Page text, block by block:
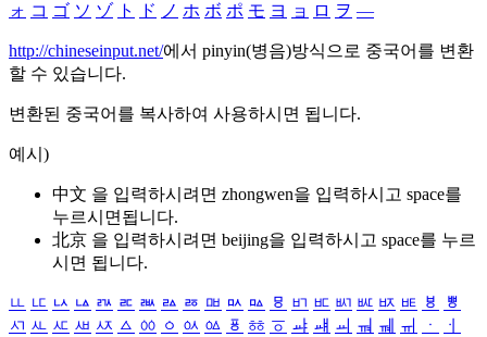
ォ コ ゴ ソ ゾ ト ド ノ ホ ボ ポ モ ヨ ョ ロ ヲ ―
http://chineseinput.net/에서 pinyin(병음)방식으로 중국어를 변환
할 수 있습니다.
변환된 중국어를 복사하여 사용하시면 됩니다.
예시)
中文 을 입력하시려면 zhongwen을 입력하시고 space를
누르시면됩니다.
北京 을 입력하시려면 beijing을 입력하시고 space를 누르
시면 됩니다.
ㅥ ㅦ ㅧ ㅨ ㅩ ㅪ ㅫ ㅬ ㅭ ㅮ ㅯ ㅰ ㅱ ㅲ ㅳ ㅴ ㅵ ㅶ ㅷ ㅸ
ㅹ
ㅺ ㅻ ㅼ ㅽ ㅾ ㅿ ㆀ ㆁ ㆂ ㆃ ㆄ ㆅ ㆆ ㆇ ㆈ ㆉ ㆊ ㆋ ㆌ ㆍ
ㆎ